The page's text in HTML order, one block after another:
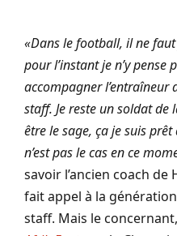
«Dans le football, il ne
pour l’instant je n’y
accompagner l’entraîneur
staff. Je reste un soldat de
être le sage, ça je suis
n’est pas le cas en ce
savoir l’ancien coach de
fait appel à la
staff. Mais le concernant,